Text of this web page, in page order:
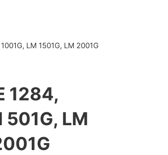
LM 1501G, LM 2001G
1284,
501G, LM